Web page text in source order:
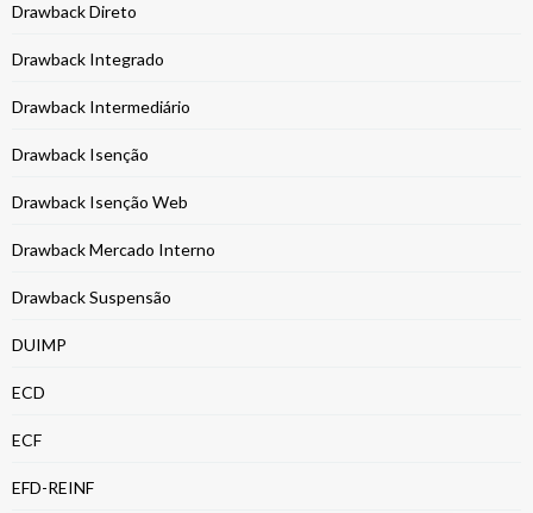
Drawback Direto
Drawback Integrado
Drawback Intermediário
Drawback Isenção
Drawback Isenção Web
Drawback Mercado Interno
Drawback Suspensão
DUIMP
ECD
ECF
EFD-REINF